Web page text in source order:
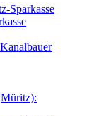
Sparkasse